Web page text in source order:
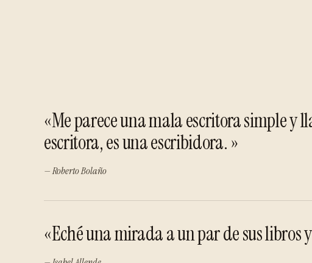
«Me parece una mala escritora simple y
escritora, es una escribidora. »
— Roberto Bolaño
«Eché una mirada a un par de sus libros